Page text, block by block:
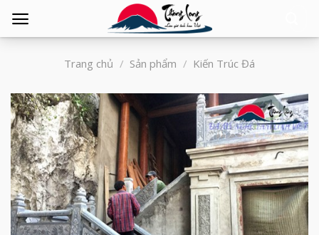
Trang chủ / Sản phẩm / Kiến Trúc Đá